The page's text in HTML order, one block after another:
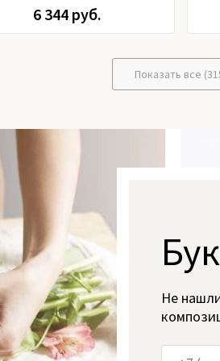
6 344 руб.
Показать все
Не